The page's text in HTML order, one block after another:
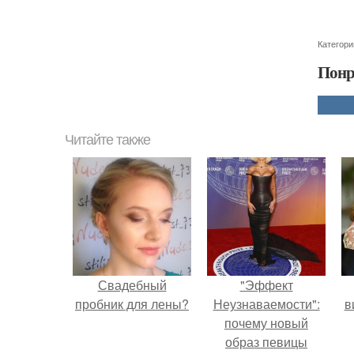
Читайте также
Свадебный
пробник для лены?
"Эффект
Неузнаваемости":
почему новый
образ певицы